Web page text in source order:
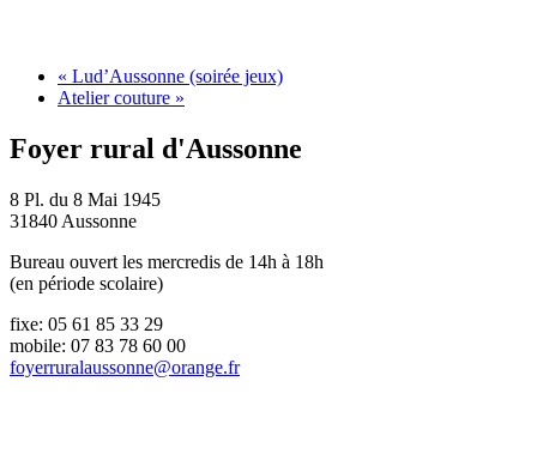
« Lud’Aussonne (soirée jeux)
Atelier couture »
Foyer rural d'Aussonne
8 Pl. du 8 Mai 1945
31840 Aussonne
Bureau ouvert les mercredis de 14h à 18h
(en période scolaire)
fixe: 05 61 85 33 29
mobile: 07 83 78 60 00
foyerruralaussonne@orange.fr